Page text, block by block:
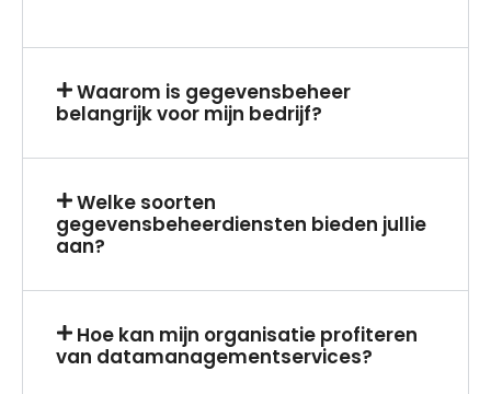
Waarom is gegevensbeheer
belangrijk voor mijn bedrijf?
Welke soorten
gegevensbeheerdiensten bieden jullie
aan?
Hoe kan mijn organisatie profiteren
van datamanagementservices?